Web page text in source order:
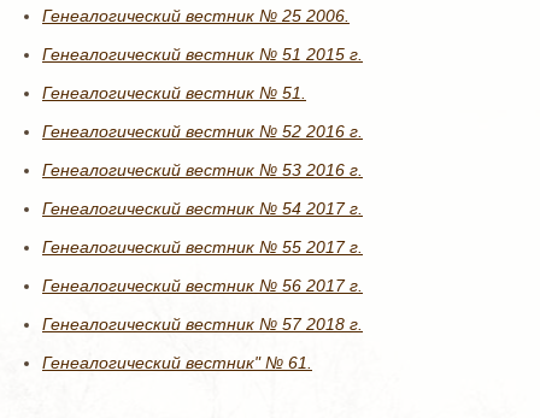
Генеалогический вестник № 25 2006.
Генеалогический вестник № 51 2015 г.
Генеалогический вестник № 51.
Генеалогический вестник № 52 2016 г.
Генеалогический вестник № 53 2016 г.
Генеалогический вестник № 54 2017 г.
Генеалогический вестник № 55 2017 г.
Генеалогический вестник № 56 2017 г.
Генеалогический вестник № 57 2018 г.
Генеалогический вестник" № 61.